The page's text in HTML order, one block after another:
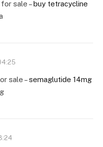
sale –buy tetracycline
sale –semaglutide 14mg